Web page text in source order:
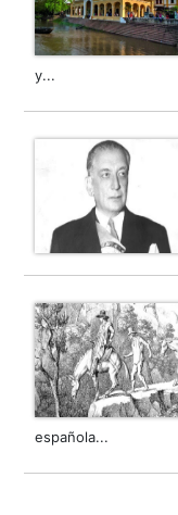
y...
española...